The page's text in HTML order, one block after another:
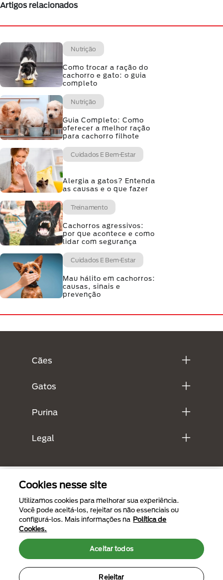
Artigos relacionados
Nutrição
Como trocar a ração do
cachorro e gato: o guia
completo
Nutrição
Guia Completo: Como
oferecer a melhor ração
para cachorro filhote
Cuidados E Bem-Estar
Alergia a gatos? Entenda
as causas e o que fazer
Treinamento
Cachorros agressivos:
por que acontece e como
lidar com segurança
Cuidados E Bem-Estar
Mau hálito em cachorros:
causas, sinais e
prevenção
Cães
Gatos
Purina
Legal
Menu Footer Secundario Purina
All Nestlé Purina trademarks owned by Société des Produits Nestlé S.A.,
Cookies nesse site
Utilizamos cookies para melhorar sua experiência.
Você pode aceitá-los, rejeitar os não essenciais ou
configurá-los. Mais informações na Política de
Cookies.
Rejeitar
Aceitar todos